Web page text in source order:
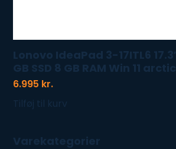
Lonovo IdeaPad 3-17ITL6
GB SSD 8 GB RAM Win 11
6.995 kr.
Tilføj til kurv
Varekategorier